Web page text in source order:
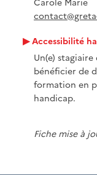
Accessibilité
Un(e)
bénéficier de
formation en
handicap.
Fiche mise à